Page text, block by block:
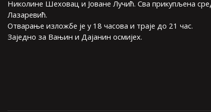
Николине Шеховац и Јоване Лучић. Сва прикупљена
Лазаревић.
Отварање изложбе је у 18 часова и траје до 21 час.
Заједно за Вањин и Дајанин осмијех.